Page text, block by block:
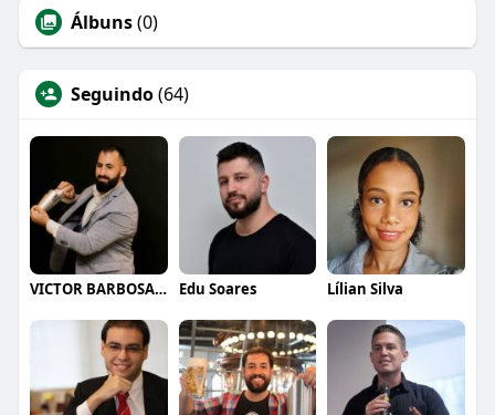
Álbuns(0)
Seguindo(64)
VICTOR BARBOSA QUARANTA Edu Soares Lílian Silva